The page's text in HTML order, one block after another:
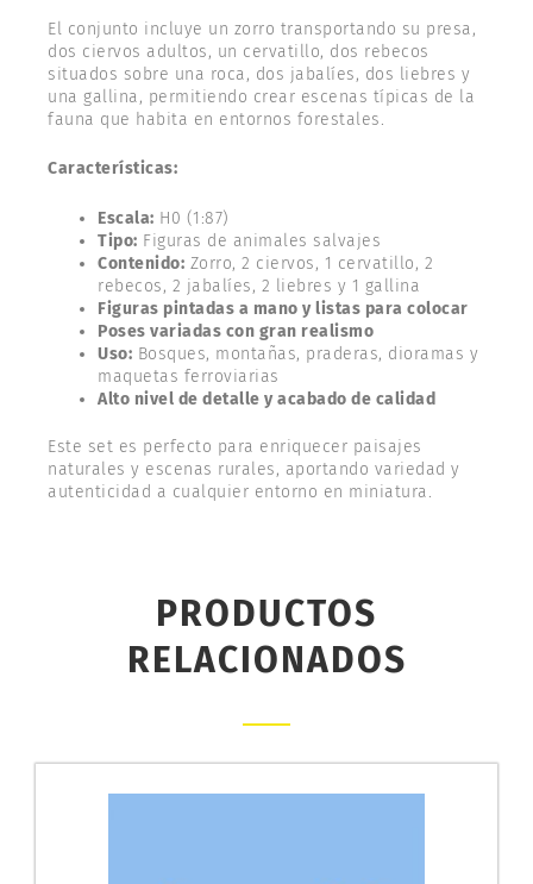
El conjunto incluye un zorro transportando su presa,
dos ciervos adultos, un cervatillo, dos rebecos
situados sobre una roca, dos jabalíes, dos liebres y
una gallina, permitiendo crear escenas típicas de la
fauna que habita en entornos forestales.
Características:
Escala: H0 (1:87)
Tipo: Figuras de animales salvajes
Contenido: Zorro, 2 ciervos, 1 cervatillo, 2
rebecos, 2 jabalíes, 2 liebres y 1 gallina
Figuras pintadas a mano y listas para colocar
Poses variadas con gran realismo
Uso: Bosques, montañas, praderas, dioramas y
maquetas ferroviarias
Alto nivel de detalle y acabado de calidad
Este set es perfecto para enriquecer paisajes
naturales y escenas rurales, aportando variedad y
autenticidad a cualquier entorno en miniatura.
PRODUCTOS
RELACIONADOS